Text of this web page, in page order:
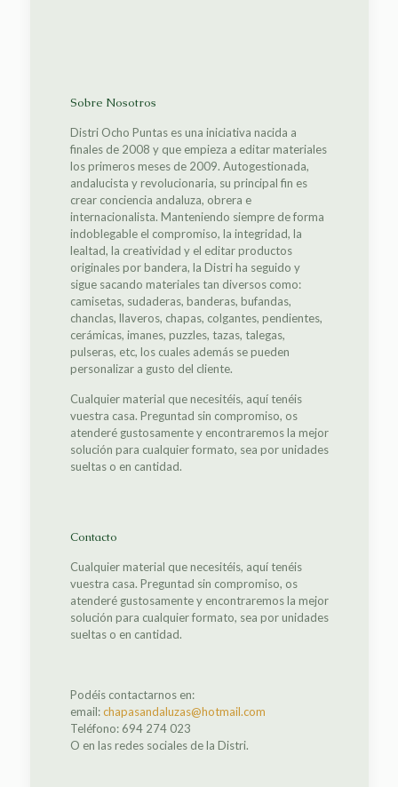
Sobre Nosotros
Distri Ocho Puntas es una iniciativa nacida a
finales de 2008 y que empieza a editar materiales
los primeros meses de 2009. Autogestionada,
andalucista y revolucionaria, su principal fin es
crear conciencia andaluza, obrera e
internacionalista. Manteniendo siempre de forma
indoblegable el compromiso, la integridad, la
lealtad, la creatividad y el editar productos
originales por bandera, la Distri ha seguido y
sigue sacando materiales tan diversos como:
camisetas, sudaderas, banderas, bufandas,
chanclas, llaveros, chapas, colgantes, pendientes,
cerámicas, imanes, puzzles, tazas, talegas,
pulseras, etc, los cuales además se pueden
personalizar a gusto del cliente.
Cualquier material que necesitéis, aquí tenéis
vuestra casa. Preguntad sin compromiso, os
atenderé gustosamente y encontraremos la mejor
solución para cualquier formato, sea por unidades
sueltas o en cantidad.
Contacto
Cualquier material que necesitéis, aquí tenéis
vuestra casa. Preguntad sin compromiso, os
atenderé gustosamente y encontraremos la mejor
solución para cualquier formato, sea por unidades
sueltas o en cantidad.
Podéis contactarnos en:
email:chapasandaluzas@hotmail.com
Teléfono: 694 274 023
O en las redes sociales de la Distri.